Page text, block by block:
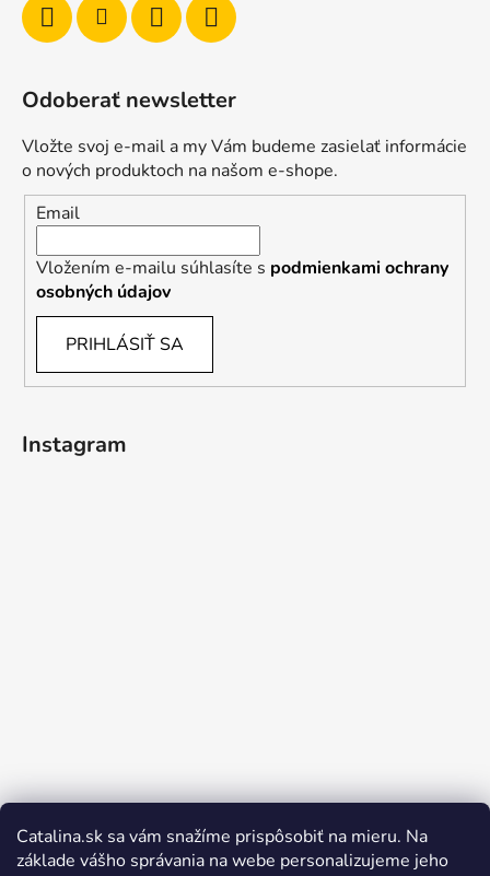
Catalina.sk sa vám snažíme prispôsobiť na mieru. Na
základe vášho správania na webe personalizujeme jeho
Odoberať newsletter
Vložte svoj e-mail a my Vám budeme zasielať informácie
o nových produktoch na našom e-shope.
Email
Vložením e-mailu súhlasíte s podmienkami ochrany
osobných údajov
PRIHLÁSIŤ SA
Instagram
Sledovať na Instagrame